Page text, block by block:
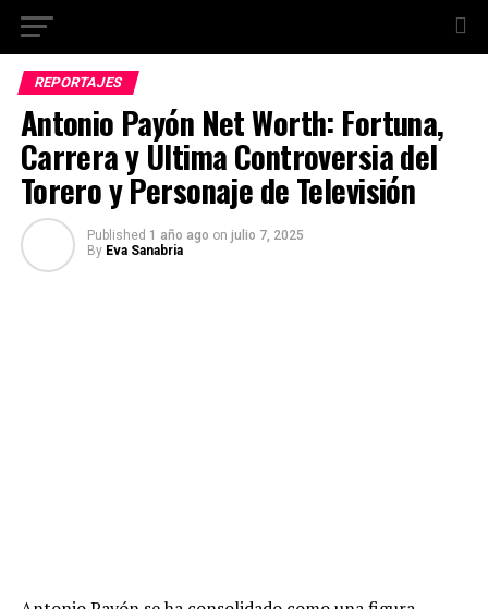
REPORTAJES
Antonio Pavón Net Worth: Fortuna,
Carrera y Última Controversia del
Torero y Personaje de Televisión
Published 1 año ago on julio 7, 2025
By Eva Sanabria